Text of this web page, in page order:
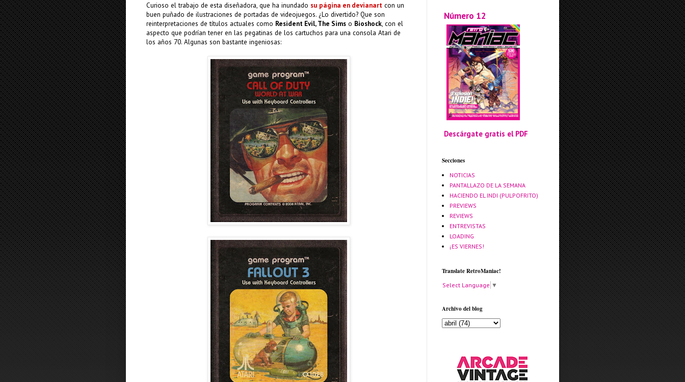
Curioso el trabajo de esta diseñadora, que ha inundado su página en devianart con un
buen puñado de ilustraciones de portadas de videojuegos. ¿Lo divertido? Que son
reinterpretaciones de títulos actuales como Resident Evil, The Sims o Bioshock, con el
aspecto que podrían tener en las pegatinas de los cartuchos para una consola Atari de
los años 70. Algunas son bastante ingeniosas:
Número 12
Descárgate gratis el PDF
Secciones
NOTICIAS
PANTALLAZO DE LA SEMANA
HACIENDO EL INDI (PULPOFRITO)
PREVIEWS
REVIEWS
ENTREVISTAS
LOADING
¡ES VIERNES!
Translate RetroManiac!
Select Language ▼
Archivo del blog